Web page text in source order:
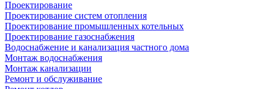
Проектирование
Проектирование систем отопления
Проектирование промышленных котельных
Проектирование газоснабжения
Водоснабжение и канализация частного дома
Монтаж водоснабжения
Монтаж канализации
Ремонт и обслуживание